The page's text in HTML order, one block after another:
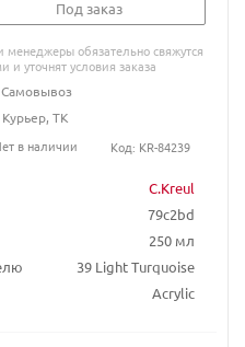
C.Kreul
79c2bd
250 мл
39 Light Turquoise
Acrylic
Под заказ
менеджеры обязательно свяжутся
и уточнят условия заказа
Самовывоз
Курьер, ТК
в наличии
Код: KR-84239